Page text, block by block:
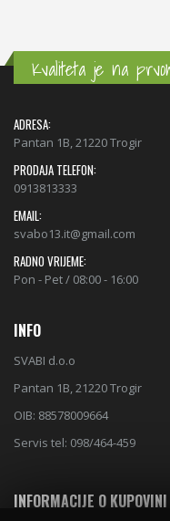
Kvaliteta je na
PRODAJA TELEFON:
0913813333
EMAIL:
svabo13.it@gmail.com
Pon - Pet / 08:00 - 16:00
INFO